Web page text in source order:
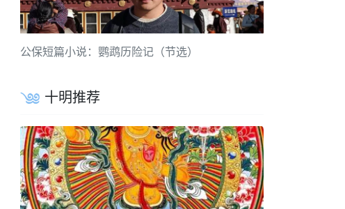
公保短篇小说：鹦鹉历险记（节选）
十明推荐